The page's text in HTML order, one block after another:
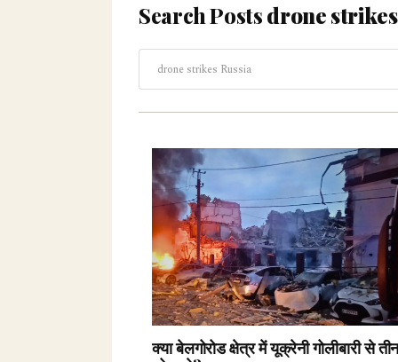
Search Postsdrone
क्या बेलगोरोड क्षेत्र में यूक्रेनी गोलीबारी से